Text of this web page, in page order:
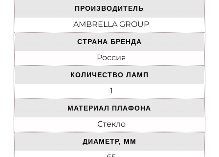
ПРОИЗВОДИТЕЛЬ
AMBRELLA GROUP
СТРАНА БРЕНДА
Россия
КОЛИЧЕСТВО ЛАМП
1
МАТЕРИАЛ ПЛАФОНА
Стекло
ДИАМЕТР, ММ